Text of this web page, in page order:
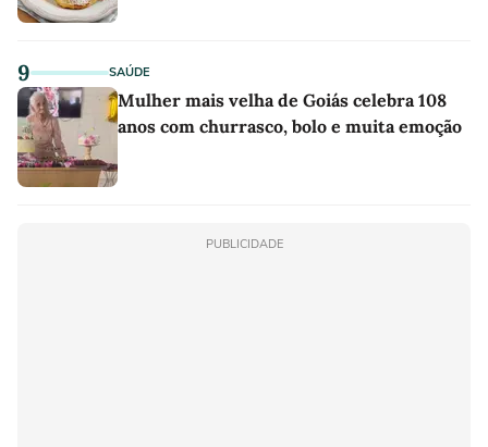
9 SAÚDE
Mulher mais velha de Goiás celebra 108
anos com churrasco, bolo e muita emoção
PUBLICIDADE